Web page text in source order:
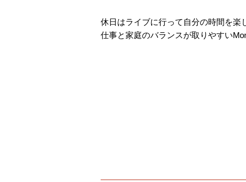
休日はライブに行って自分の時間を楽
仕事と家庭のバランスが取りやすい